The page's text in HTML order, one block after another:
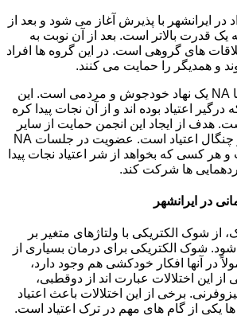
مواد در ایرانشهر با پذیرش آغاز می شود و بعد از
یک قدرت بالاتر است. بعد از آن نوبت به
های گروهی است. در این گروه ها افراد
و همدیگر را حمایت می کنند.
انجمن معتادان گمنام یا NA یک نهاد خودجوش و مردمی است. این
اعتیاد بوده اند و از آن نجات پیدا کره
هدف از ایجاد این انجمن حمایت از سایر
معتادان برای رهایی از چنگال اعتیاد است. عضویت در جلسات NA
و هر کسی که بخواهد از شر اعتیاد نجات پیدا
ها شرکت کند.
در ایرانشهر
از شوک الکتریکی با ولتاژهای متغیر بر
شوک الکتریکی برای درمان بسیاری از
در آنها افکار خودکشی هم وجود دارد،
این اختلالات عبارت اند از دوقطبی،
برخی از این اختلالات باعث اعتیاد
یکی از گام های مهم در ترک اعتیاد است.